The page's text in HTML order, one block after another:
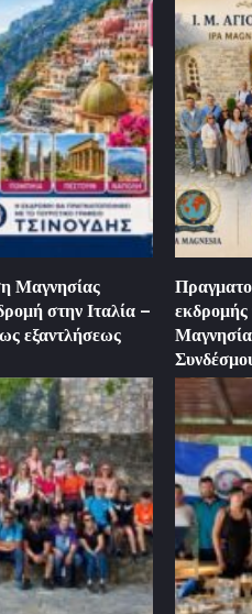
Μαγνησίας
στην Ιταλία –
εξαντλήσεως